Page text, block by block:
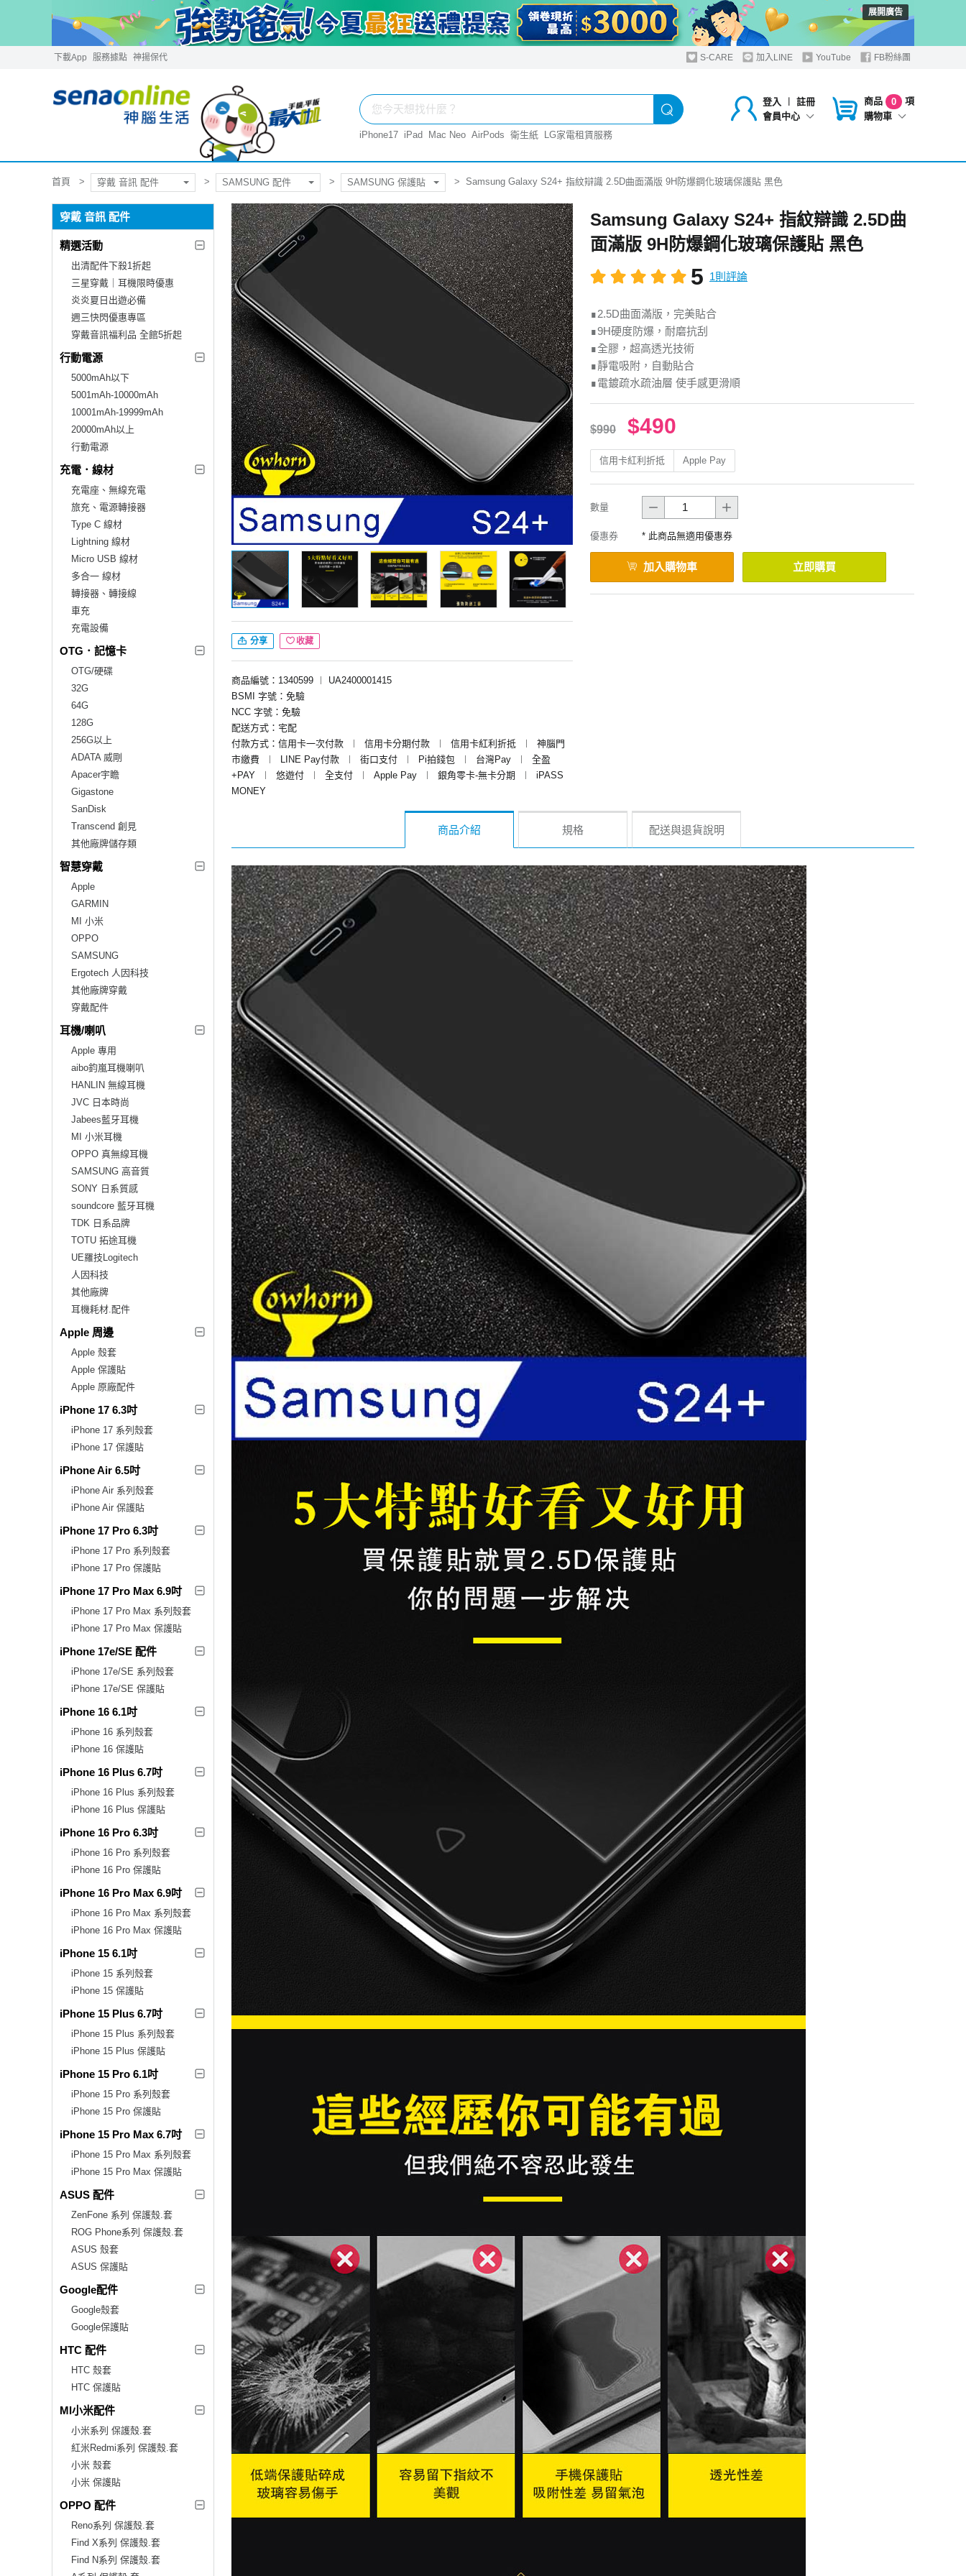
展開廣告
下載App 服務據點 神揚保代 S-CARE 加入LINE YouTube FB粉絲團
登入 ︱
註冊
會員中心
商品 0
項
購物車
iPhone17 iPad Mac Neo AirPods 衛生紙 LG家電租賃服務
首頁 穿戴 音訊 配件 SAMSUNG 配件 SAMSUNG 保護貼 Samsung Galaxy S24+ 指紋辯識 2.5D曲面滿版 9H防爆鋼化玻璃保護貼 黑色
穿戴 音訊 配件
精選活動
出清配件下殺1折起
三星穿戴｜耳機限時優惠
炎炎夏日出遊必備
週三快閃優惠專區
穿戴音訊福利品 全館5折起
行動電源
5000mAh以下
5001mAh-10000mAh
10001mAh-19999mAh
20000mAh以上
行動電源
充電．線材
充電座、無線充電
旅充、電源轉接器
Type C 線材
Lightning 線材
Micro USB 線材
多合一 線材
轉接器、轉接線
車充
充電設備
OTG．記憶卡
OTG/硬碟
32G
64G
128G
256G以上
ADATA 威剛
Apacer宇瞻
Gigastone
SanDisk
Transcend 創見
其他廠牌儲存類
智慧穿戴
Apple
GARMIN
MI 小米
OPPO
SAMSUNG
Ergotech 人因科技
其他廠牌穿戴
穿戴配件
耳機/喇叭
Apple 專用
aibo鈞嵐耳機喇叭
HANLIN 無線耳機
JVC 日本時尚
Jabees藍牙耳機
MI 小米耳機
OPPO 真無線耳機
SAMSUNG 高音質
SONY 日系質感
soundcore 藍牙耳機
TDK 日系品牌
TOTU 拓途耳機
UE羅技Logitech
人因科技
其他廠牌
耳機耗材.配件
Apple 周邊
Apple 殼套
Apple 保護貼
Apple 原廠配件
iPhone 17 6.3吋
iPhone 17 系列殼套
iPhone 17 保護貼
iPhone Air 6.5吋
iPhone Air 系列殼套
iPhone Air 保護貼
iPhone 17 Pro 6.3吋
iPhone 17 Pro 系列殼套
iPhone 17 Pro 保護貼
iPhone 17 Pro Max 6.9吋
iPhone 17 Pro Max 系列殼套
iPhone 17 Pro Max 保護貼
iPhone 17e/SE 配件
iPhone 17e/SE 系列殼套
iPhone 17e/SE 保護貼
iPhone 16 6.1吋
iPhone 16 系列殼套
iPhone 16 保護貼
iPhone 16 Plus 6.7吋
iPhone 16 Plus 系列殼套
iPhone 16 Plus 保護貼
iPhone 16 Pro 6.3吋
iPhone 16 Pro 系列殼套
iPhone 16 Pro 保護貼
iPhone 16 Pro Max 6.9吋
iPhone 16 Pro Max 系列殼套
iPhone 16 Pro Max 保護貼
iPhone 15 6.1吋
iPhone 15 系列殼套
iPhone 15 保護貼
iPhone 15 Plus 6.7吋
iPhone 15 Plus 系列殼套
iPhone 15 Plus 保護貼
iPhone 15 Pro 6.1吋
iPhone 15 Pro 系列殼套
iPhone 15 Pro 保護貼
iPhone 15 Pro Max 6.7吋
iPhone 15 Pro Max 系列殼套
iPhone 15 Pro Max 保護貼
ASUS 配件
ZenFone 系列 保護殼.套
ROG Phone系列 保護殼.套
ASUS 殼套
ASUS 保護貼
Google配件
Google殼套
Google保護貼
HTC 配件
HTC 殼套
HTC 保護貼
MI小米配件
小米系列 保護殼.套
紅米Redmi系列 保護殼.套
小米 殼套
小米 保護貼
OPPO 配件
Reno系列 保護殼.套
Find X系列 保護殼.套
Find N系列 保護殼.套
分享 收藏
商品編號：1340599 ︱
UA2400001415
BSMI 字號：免驗
NCC 字號：免驗
配送方式：宅配
付款方式：信用卡一次付款
︱ 信用卡分期付款 ︱ 信用卡紅利折抵 ︱
神腦門
市繳費
︱ LINE Pay付款 ︱ 街口支付 ︱ Pi拍錢包 ︱ 台灣Pay ︱
全盈
+PAY
︱ 悠遊付 ︱ 全支付 ︱ Apple Pay ︱ 銀角零卡-無卡分期 ︱
iPASS
MONEY
Samsung Galaxy S24+ 指紋辯識 2.5D曲
面滿版 9H防爆鋼化玻璃保護貼 黑色
5 1則評論
∎2.5D曲面滿版，完美貼合
∎9H硬度防爆，耐磨抗刮
∎全膠，超高透光技術
∎靜電吸附，自動貼合
∎電鍍疏水疏油層 使手感更滑順
$990 $490
信用卡紅利折抵 Apple Pay
數量
優惠券 * 此商品無適用優惠券
加入購物車 立即購買
商品介紹 規格 配送與退貨說明